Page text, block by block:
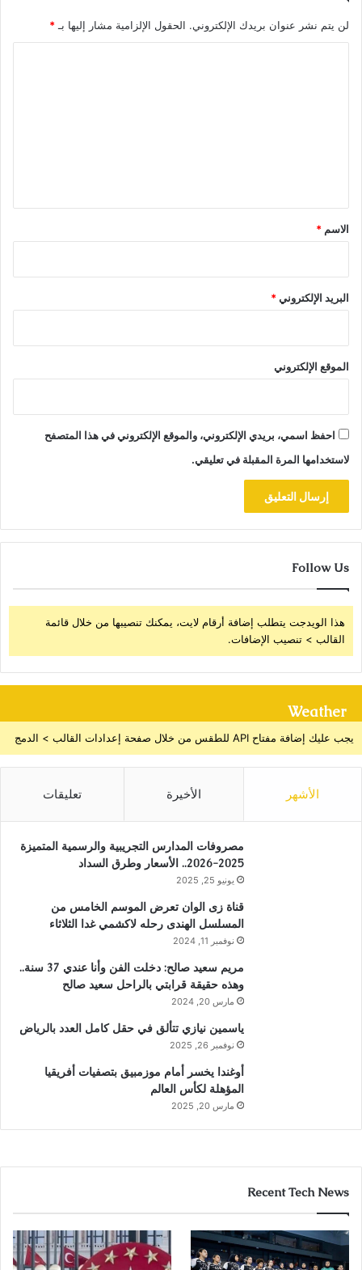
لن يتم نشر عنوان بريدك الإلكتروني. الحقول الإلزامية مشار إليها بـ*
*
الاسم *
البريد الإلكتروني*
الموقع الإلكتروني
احفظ اسمي، بريدي الإلكتروني، والموقع الإلكتروني في هذا المتصفح
لاستخدامها المرة المقبلة في تعليقي.
Follow Us
هذا الويدجت يتطلب إضافة أرقام لايت، يمكنك تنصيبها من خلال قائمة
القالب > تنصيب الإضافات.
Weather
يجب عليك إضافة مفتاح API للطقس من خلال صفحة إعدادات القالب > الدمج
الأشهر الأخيرة تعليقات
مصروفات المدارس التجريبية والرسمية المتميزة
2025-2026.. الأسعار وطرق السداد
يونيو 25, 2025
قناة زى الوان تعرض الموسم الخامس من
المسلسل الهندى رحله لاكشمي غدا الثلاثاء
نوفمبر 11, 2024
مريم سعيد صالح: دخلت الفن وأنا عندي 37 سنة..
وهذه حقيقة قرابتي بالراحل سعيد صالح
مارس 20, 2024
ياسمين نيازي تتألق في حقل كامل العدد بالرياض
نوفمبر 26, 2025
أوغندا يخسر أمام موزمبيق بتصفيات أفريقيا
المؤهلة لكأس العالم
مارس 20, 2025
Recent Tech News